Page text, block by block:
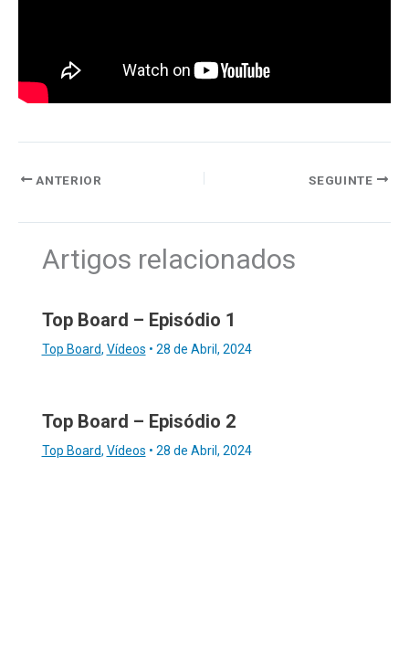
ANTERIOR SEGUINTE
Artigos relacionados
Top Board – Episódio 1
Top Board, Vídeos • 28 de Abril, 2024
Top Board – Episódio 2
Top Board, Vídeos • 28 de Abril, 2024